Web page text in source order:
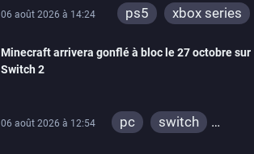
06 août 2026 à 14:24 ps5 xbox series
Minecraft arrivera gonflé à bloc le 27 octobre sur
Switch 2
06 août 2026 à 12:54 pc
switch